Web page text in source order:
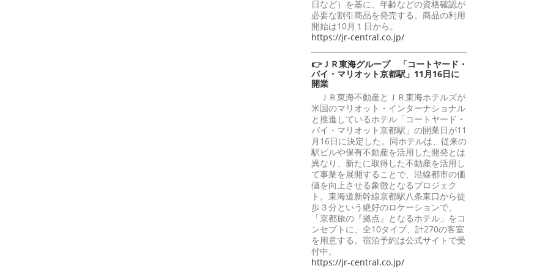
日など）を基に、年齢などの資格確認が
必要な割引商品を発売する。商品の利用
開始は10月１日から。
https://jr-central.co.jp/
👉ＪＲ東海グループ 「コートヤード・
バイ・マリオット京都駅」11月16日に
開業
ＪＲ東海不動産とＪＲ東海ホテルズが
米国のマリオット・インターナショナル
と推進しているホテル「コートヤード・
バイ・マリオット京都駅」の開業日が11
月16日に決定した。同ホテルは、従来の
駅ビルや保有不動産を活用した開発とは
異なり、新たに取得した不動産を活用し
て事業を展開することで、沿線都市の価
値を向上させる象徴となるプロジェク
ト。東海道新幹線京都駅八条東口から徒
歩３分という絶好のロケーションで、
「京都旅の『拠点』となるホテル」をコ
ンセプトに、全10タイプ、計270の客室
を用意する。宿泊予約は公式サイトで受
付中。
https://jr-central.co.jp/